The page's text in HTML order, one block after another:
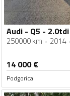
Audi - Q5 - 2.0tdi
250000 km 2014
14 000€
Podgorica